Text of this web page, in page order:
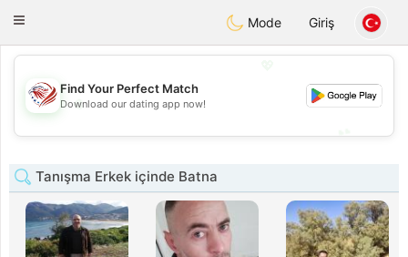
Dating
Toggle
Mode Giriş
💖
💕
Find Your Perfect Match
Download our dating app now!
Tanışma Erkek içinde Batna